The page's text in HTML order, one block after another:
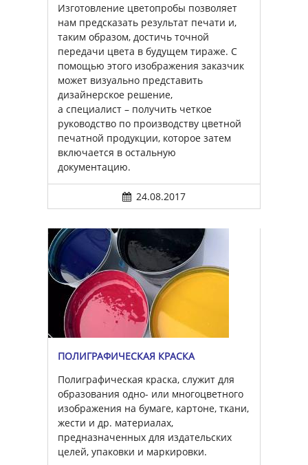
Изготовление цветопробы позволяет
нам предсказать результат печати и,
таким образом, достичь точной
передачи цвета в будущем тираже. С
помощью этого изображения заказчик
может визуально представить
дизайнерское решение,
а специалист – получить четкое
руководство по производству цветной
печатной продукции, которое затем
включается в остальную
документацию.
24.08.2017
ПОЛИГРАФИЧЕСКАЯ КРАСКА
Полиграфическая краска, служит для
образования одно- или многоцветного
изображения на бумаге, картоне, ткани,
жести и др. материалах,
предназначенных для издательских
целей, упаковки и маркировки.